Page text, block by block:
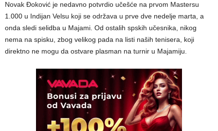
Novak Đoković je nedavno potvrdio učešće na prvom Mastersu
1.000 u Indijan Velsu koji se održava u prve dve nedelje marta, a
onda sledi selidba u Majami. Od ostalih spskih učesnika, nikog
nema na spisku, zbog velikog pada na listi naših tenisera, koji
direktno ne mogu da ostvare plasman na turnir u Majamiju.